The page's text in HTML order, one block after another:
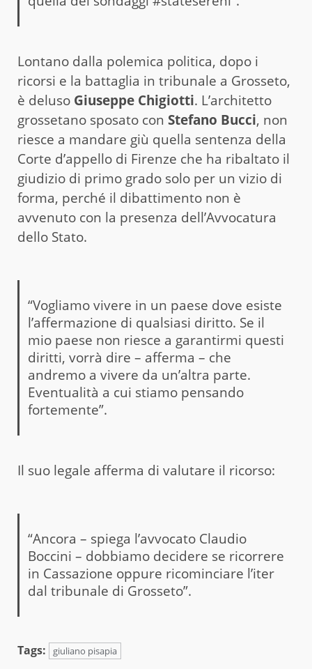
Lontano dalla polemica politica, dopo i
ricorsi e la battaglia in tribunale a Grosseto,
è deluso Giuseppe Chigiotti. L’architetto
grossetano sposato con Stefano Bucci, non
riesce a mandare giù quella sentenza della
Corte d’appello di Firenze che ha ribaltato il
giudizio di primo grado solo per un vizio di
forma, perché il dibattimento non è
avvenuto con la presenza dell’Avvocatura
dello Stato.
“Vogliamo vivere in un paese dove esiste
l’affermazione di qualsiasi diritto. Se il
mio paese non riesce a garantirmi questi
diritti, vorrà dire – afferma – che
andremo a vivere da un’altra parte.
Eventualità a cui stiamo pensando
fortemente”.
Il suo legale afferma di valutare il ricorso:
“Ancora – spiega l’avvocato Claudio
Boccini – dobbiamo decidere se ricorrere
in Cassazione oppure ricominciare l’iter
dal tribunale di Grosseto”.
Tags: giuliano pisapia